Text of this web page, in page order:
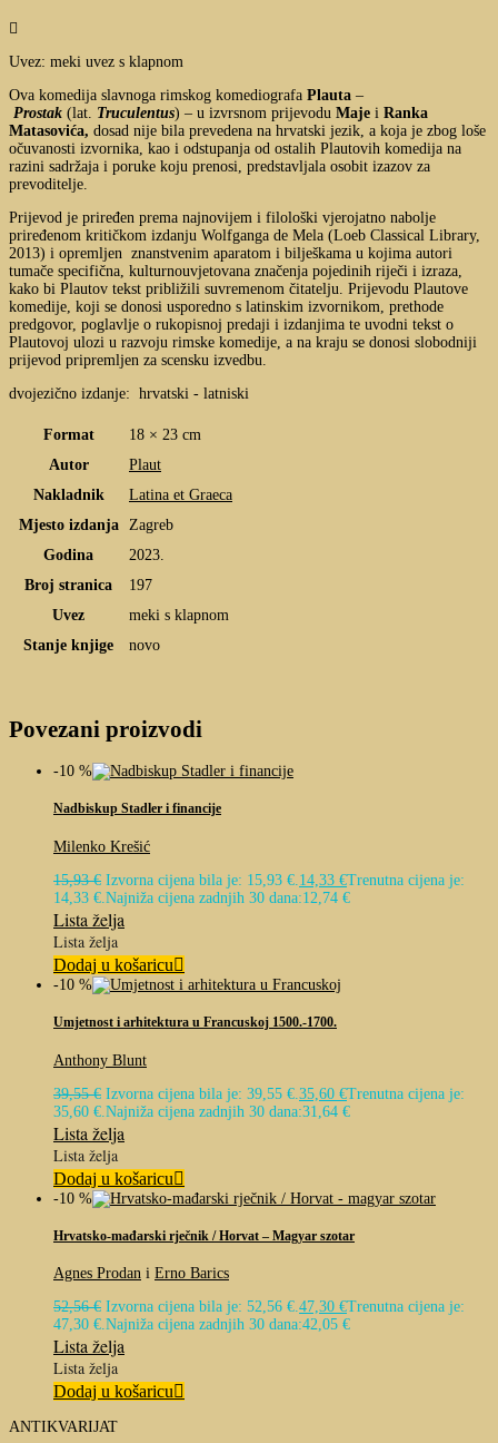

Uvez: meki uvez s klapnom
Ova komedija slavnoga rimskog komediografa Plauta –
Prostak (lat. Truculentus) – u izvrsnom prijevodu Maje i Ranka
Matasovića, dosad nije bila prevedena na hrvatski jezik, a koja je zbog loše
očuvanosti izvornika, kao i odstupanja od ostalih Plautovih komedija na
razini sadržaja i poruke koju prenosi, predstavljala osobit izazov za
prevoditelje.
Prijevod je priređen prema najnovijem i filološki vjerojatno nabolje
priređenom kritičkom izdanju Wolfganga de Mela (Loeb Classical Library,
2013) i opremljen znanstvenim aparatom i bilješkama u kojima autori
tumače specifična, kulturnouvjetovana značenja pojedinih riječi i izraza,
kako bi Plautov tekst približili suvremenom čitatelju. Prijevodu Plautove
komedije, koji se donosi usporedno s latinskim izvornikom, prethode
predgovor, poglavlje o rukopisnoj predaji i izdanjima te uvodni tekst o
Plautovoj ulozi u razvoju rimske komedije, a na kraju se donosi slobodniji
prijevod pripremljen za scensku izvedbu.
dvojezično izdanje: hrvatski - latniski
Format
18 × 23 cm
Autor
Plaut
Nakladnik
Latina et Graeca
Mjesto izdanja
Zagreb
Godina
2023.
Broj stranica
197
Uvez
meki s klapnom
Stanje knjige
novo
Povezani proizvodi
-10 %
Nadbiskup Stadler i financije
Milenko Krešić
15,93€ Izvorna cijena bila je: 15,93 €. 14,33 €Trenutna cijena je:
14,33 €. Najniža cijena zadnjih 30 dana:12,74 €
Lista želja
Lista želja
Dodaj u košaricu
-10 %
Umjetnost i arhitektura u Francuskoj 1500.-1700.
Anthony Blunt
39,55€ Izvorna cijena bila je: 39,55 €. 35,60 €Trenutna cijena je:
35,60 €. Najniža cijena zadnjih 30 dana:31,64 €
Lista želja
Lista želja
Dodaj u košaricu
-10 %
Hrvatsko-mađarski rječnik / Horvat – Magyar szotar
Agnes Prodan i Erno Barics
52,56€ Izvorna cijena bila je: 52,56 €.47,30 €Trenutna cijena je:
47,30 €.Najniža cijena zadnjih 30 dana:42,05 €
Lista želja
Lista želja
Dodaj u košaricu
ANTIKVARIJAT